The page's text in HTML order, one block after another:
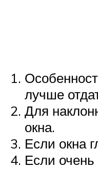
лучше
Для
окна.
Если окна
Если